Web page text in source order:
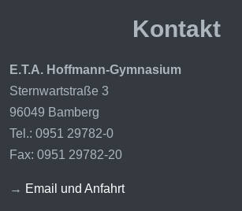
Kontakt
E.T.A. Hoffmann-Gymnasium
Sternwartstraße 3
96049 Bamberg
Tel.: 0951 29782-0
Fax: 0951 29782-20
→ Email und Anfahrt